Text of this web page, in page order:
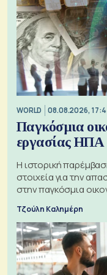
WORLD 08.08.2026,
Παγκόσμια
εργασίας ΗΠΑ
Η ιστορική
στοιχεία για την
στην παγκόσμια
Τζούλη Καλημέρη